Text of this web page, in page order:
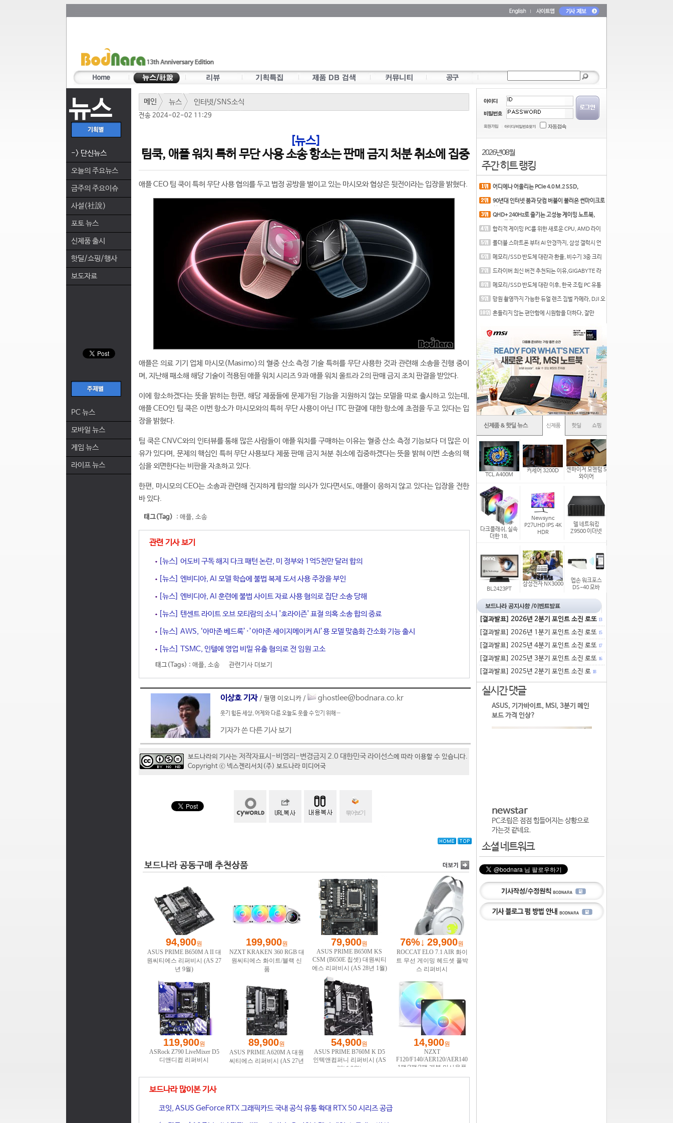
뉴스
-> 단신뉴스
오늘의 주요뉴스
금주의 주요이슈
사설(社說)
포토 뉴스
신제품 출시
핫딜/쇼핑/행사
보도자료
PC 뉴스
모바일 뉴스
게임 뉴스
라이프 뉴스
메인 뉴스 인터넷/SNS소식
전송 2024-02-02 11:29
[뉴스]
팀쿡, 애플 워치 특허 무단 사용 소송 항소는 판매 금지 처분 취소에 집중
애플 CEO 팀 쿡이 특허 무단 사용 협의를 두고 법정 공방을 벌이고 있는 마시모와 협상은 뒷전이라는 입장을 밝혔다.
애플은 의료 기기 업체 마시모(Masimo)의 혈중 산소 측정 기술 특허를 무단 사용한 것과 관련해 소송을 진행 중이
며, 지난해 패소해 해당 기술이 적용된 애플 워치 시리즈 9과 애플 워치 울트라 2의 판매 금지 조치 판결을 받았다.
이에 항소하겠다는 뜻을 밝히는 한편, 해당 제품들에 문제가된 기능을 지원하지 않는 모델을 따로 출시하고 있는데,
애플 CEO인 팀 쿡은 이번 항소가 마시모와의 특허 무단 사용이 아닌 ITC 판결에 대한 항소에 초점을 두고 있다는 입
장을 밝혔다.
팀 쿡은 CNVC와의 인터뷰를 통해 많은 사람들이 애플 워치를 구매하는 이유는 혈중 산소 측정 기능보다 더 많은 이
유가 있다며, 문제의 핵심인 특허 무단 사용보다 제품 판매 금지 처분 취소에 집중하겠다는 뜻을 밝혀 이번 소송의 핵
심을 외면한다는 비판을 자초하고 있다.
한편, 마시모의 CEO는 소송과 관련해 진지하게 합의할 의사가 있다면서도, 애플이 응하지 않고 있다는 입장을 전한
바 있다.
태그(Tag) : 애플, 소송
관련 기사 보기
[뉴스] 어도비 구독 해지 다크 패턴 논란, 미 정부와 1억5천만 달러 합의
[뉴스] 엔비디아, AI 모델 학습에 불법 복제 도서 사용 주장을 부인
[뉴스] 엔비디아, AI 훈련에 불법 사이트 자료 사용 혐의로 집단 소송 당해
[뉴스] 텐센트 라이트 오브 모티람의 소니 '호라이즌' 표절 의혹 소송 합의 중료
[뉴스] AWS, ‘아마존 베드록’·’아마존 세이지메이커 AI’용 모델 맞춤화 간소화 기능 출시
[뉴스] TSMC, 인텔에 영업 비밀 유출 혐의로 전 임원 고소
태그(Tags) : 애플, 소송 관련기사 더보기
이상호 기자 / 필명 이오니카 / ghostlee@bodnara.co.kr
웃기 힘든 세상, 어제와 다른 오늘도 웃을 수 있기 위해…
기자가 쓴 다른 기사 보기
보드나라의 기사는 저작자표시-비영리-변경금지 2.0 대한민국 라이선스에 따라 이용할 수 있습니다.
Copyright ⓒ 넥스젠리서치(주) 보드나라 미디어국
보드나라 많이본 기사
코잇, ASUS GeForce RTX 그래픽카드 국내 공식 유통 확대 RTX 50 시리즈 공급
2026년 08월
주간 히트 랭킹
어디에나 어울리는 PCIe 4.0 M.2 SSD,
90년대 인터넷 붐과 닷컴 버블이 불러온 썬마이크로
QHD+ 240Hz로 즐기는 고성능 게이밍 노트북,
합리적 게이밍 PC를 위한 새로운 CPU, AMD 라이
폴더블 스마트폰 부터 AI 안경까지, 삼성 갤럭시 언
메모리/SSD 반도체 대란과 환율, 비수기 3중 크리
드라이버 최신 버전 추천되는 이유,GIGABYTE 라
메모리/SSD 반도체 대란 이후, 한국 조립 PC 유통
망원 촬영까지 가능한 듀얼 렌즈 짐벌 카메라, DJI 오
흔들리지 않는 편안함에 시원함을 더하다, 잘만
TCL A400M
커세어 3200D
젠하이저 모멘텀 5
와이어
다크플래쉬, 실속
더한 18,
Newsync
P27UHD IPS 4K
HDR
델 네트워킹
Z9500 이더넷
BL2423PT
삼성전자 NX3000
엡손 워크포스
DS-40 모바
[결과발표] 2026년 2분기 포인트 소진 로또 13
[결과발표] 2026년 1분기 포인트 소진 로또 15
[결과발표] 2025년 4분기 포인트 소진 로또 17
[결과발표] 2025년 3분기 포인트 소진 로또 16
[결과발표] 2025년 2분기 포인트 소진 로 18
실시간 댓글
ASUS, 기가바이트, MSI, 3분기 메인
보드 가격 인상?
newstar
PC조립은 점점 힘들어지는 상황으로
가는것 같네요.
소셜 네트워크